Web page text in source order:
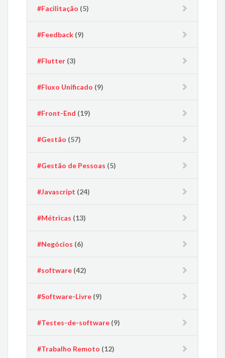
#Facilitação (5)
#Feedback (9)
#Flutter (3)
#Fluxo Unificado (9)
#Front-End (19)
#Gestão (57)
#Gestão de Pessoas (5)
#Javascript (24)
#Métricas (13)
#Negócios (6)
#software (42)
#Software-Livre (9)
#Testes-de-software (9)
#Trabalho Remoto (12)